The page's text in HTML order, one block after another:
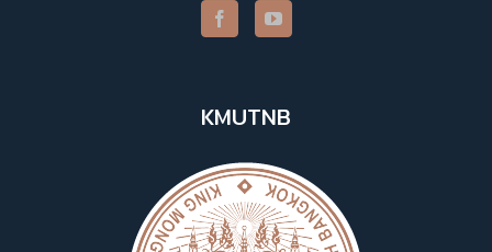
KMUTNB